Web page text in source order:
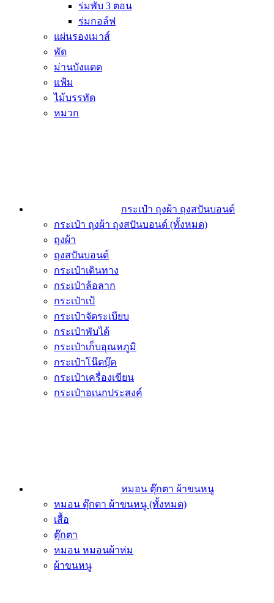
ร่มพับ 3 ตอน
ร่มกอล์ฟ
แผ่นรองเมาส์
พัด
ม่านบังแดด
แฟ้ม
ไม้บรรทัด
หมวก
กระเป๋า ถุงผ้า ถุงสปันบอนด์
กระเป๋า ถุงผ้า ถุงสปันบอนด์ (ทั้งหมด)
ถุงผ้า
ถุงสปันบอนด์
กระเป๋าเดินทาง
กระเป๋าล้อลาก
กระเป๋าเป้
กระเป๋าจัดระเบียบ
กระเป๋าพับได้
กระเป๋าเก็บอุณหภูมิ
กระเป๋าโน๊ตบุ๊ค
กระเป๋าเครื่องเขียน
กระเป๋าอเนกประสงค์
หมอน ตุ๊กตา ผ้าขนหนู
หมอน ตุ๊กตา ผ้าขนหนู (ทั้งหมด)
เสื้อ
ตุ๊กตา
หมอน หมอนผ้าห่ม
ผ้าขนหนู